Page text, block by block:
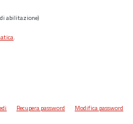
abilitazione)
.
Recupera password Modifica password